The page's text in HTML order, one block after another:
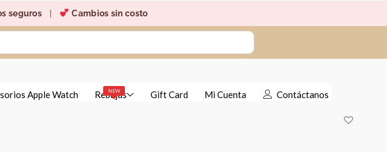
seguros Cambios sin costo
Apple Watch NEW
Rebajas Gift Card Mi Cuenta Contáctanos